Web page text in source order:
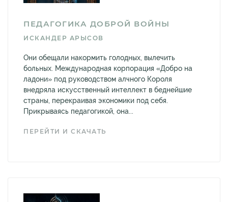
ПЕДАГОГИКА ДОБРОЙ ВОЙНЫ
ИСКАНДЕР АРЫСОВ
Они обещали накормить голодных, вылечить
больных. Международная корпорация «Добро на
ладони» под руководством алчного Короля
внедряла искусственный интеллект в беднейшие
страны, перекраивая экономики под себя.
Прикрываясь педагогикой, она...
ПЕРЕЙТИ И СКАЧАТЬ